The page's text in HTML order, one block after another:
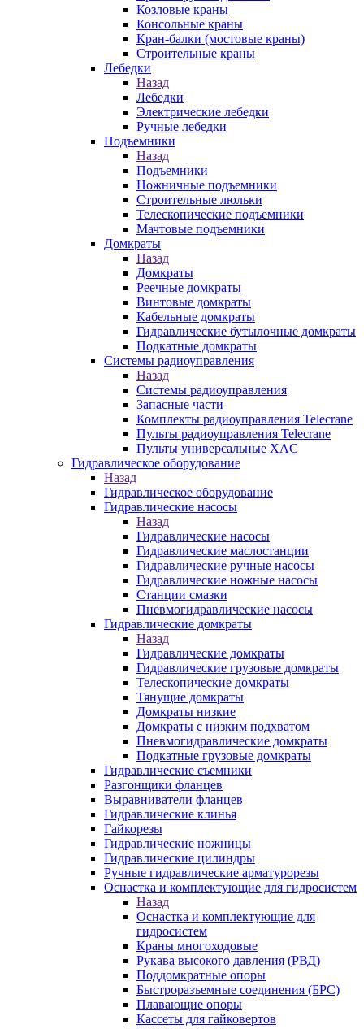
Козловые краны
Консольные краны
Кран-балки (мостовые краны)
Строительные краны
Лебедки
Назад
Лебедки
Электрические лебедки
Ручные лебедки
Подъемники
Назад
Подъемники
Ножничные подъемники
Строительные люльки
Телескопические подъемники
Мачтовые подъемники
Домкраты
Назад
Домкраты
Реечные домкраты
Винтовые домкраты
Кабельные домкраты
Гидравлические бутылочные домкраты
Подкатные домкраты
Системы радиоуправления
Назад
Системы радиоуправления
Запасные части
Комплекты радиоуправления Telecrane
Пульты радиоуправления Telecrane
Пульты универсальные XAC
Гидравлическое оборудование
Назад
Гидравлическое оборудование
Гидравлические насосы
Назад
Гидравлические насосы
Гидравлические маслостанции
Гидравлические ручные насосы
Гидравлические ножные насосы
Станции смазки
Пневмогидравлические насосы
Гидравлические домкраты
Назад
Гидравлические домкраты
Гидравлические грузовые домкраты
Телескопические домкраты
Тянущие домкраты
Домкраты низкие
Домкраты с низким подхватом
Пневмогидравлические домкраты
Подкатные грузовые домкраты
Гидравлические съемники
Разгонщики фланцев
Выравниватели фланцев
Гидравлические клинья
Гайкорезы
Гидравлические ножницы
Гидравлические цилиндры
Ручные гидравлические арматурорезы
Оснастка и комплектующие для гидросистем
Назад
Оснастка и комплектующие для
гидросистем
Краны многоходовые
Рукава высокого давления (РВД)
Поддомкратные опоры
Быстроразъемные соединения (БРС)
Плавающие опоры
Кассеты для гайковертов